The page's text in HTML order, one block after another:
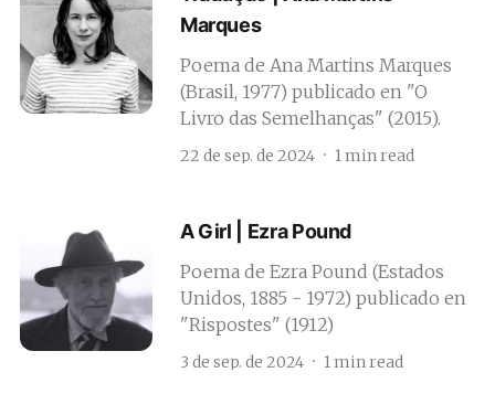
Marques
Poema de Ana Martins Marques
(Brasil, 1977) publicado en "O
Livro das Semelhanças" (2015).
22 de sep. de 2024 1 min read
A Girl | Ezra Pound
Poema de Ezra Pound (Estados
Unidos, 1885 - 1972) publicado en
"Rispostes" (1912)
3 de sep. de 2024 1 min read